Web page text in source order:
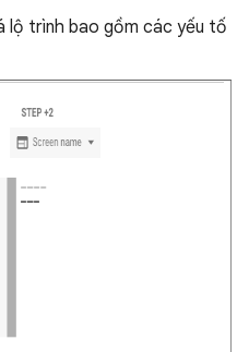
lộ trình bao gồm các yếu tố